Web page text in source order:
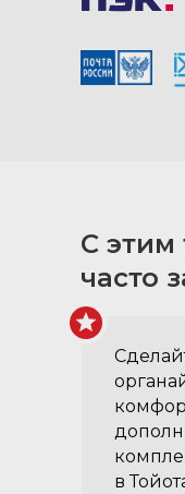
регион
С этим
часто
в